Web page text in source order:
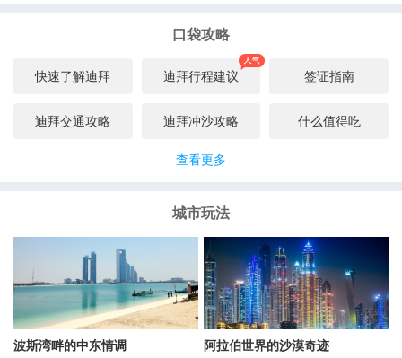
刚刚预订了法拉利主题公园
熊熊**奔： 刚刚预订了迪拜沙漠冲沙
口袋攻略
快速了解迪拜 迪拜行程建议 签证指南
迪拜交通攻略 迪拜冲沙攻略 什么值得吃
查看更多
城市玩法
波斯湾畔的中东情调 阿拉伯世界的沙漠奇迹